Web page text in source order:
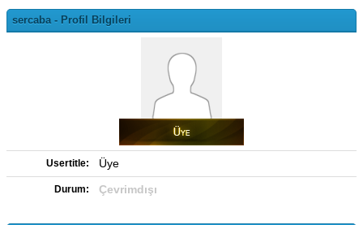
sercaba - Profil Bilgileri
Usertitle: Üye
Durum: Çevrimdışı